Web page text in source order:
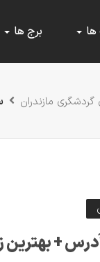
برج ها
مازندران
+ بهترین